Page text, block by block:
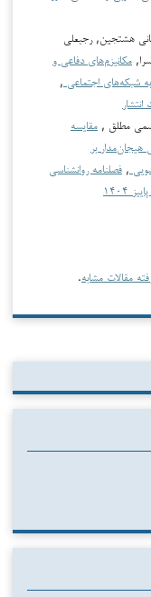
هشتجین, رجبعلی
مکانیزم‌های دفاعی و
شبکه‌های اجتماعی ,
مطلق , مقایسه
هیجان‌مدار بر
, فصلنامه روانشناسی
مقالات مشابه.